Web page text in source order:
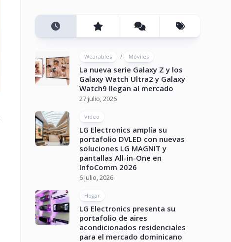
Wearables / Móviles
La nueva serie Galaxy Z y los
Galaxy Watch Ultra2 y Galaxy
Watch9 llegan al mercado
27 julio, 2026
Vídeo
LG Electronics amplía su
portafolio DVLED con nuevas
soluciones LG MAGNIT y
pantallas All-in-One en
InfoComm 2026
6 julio, 2026
Hogar
LG Electronics presenta su
portafolio de aires
acondicionados residenciales
para el mercado dominicano